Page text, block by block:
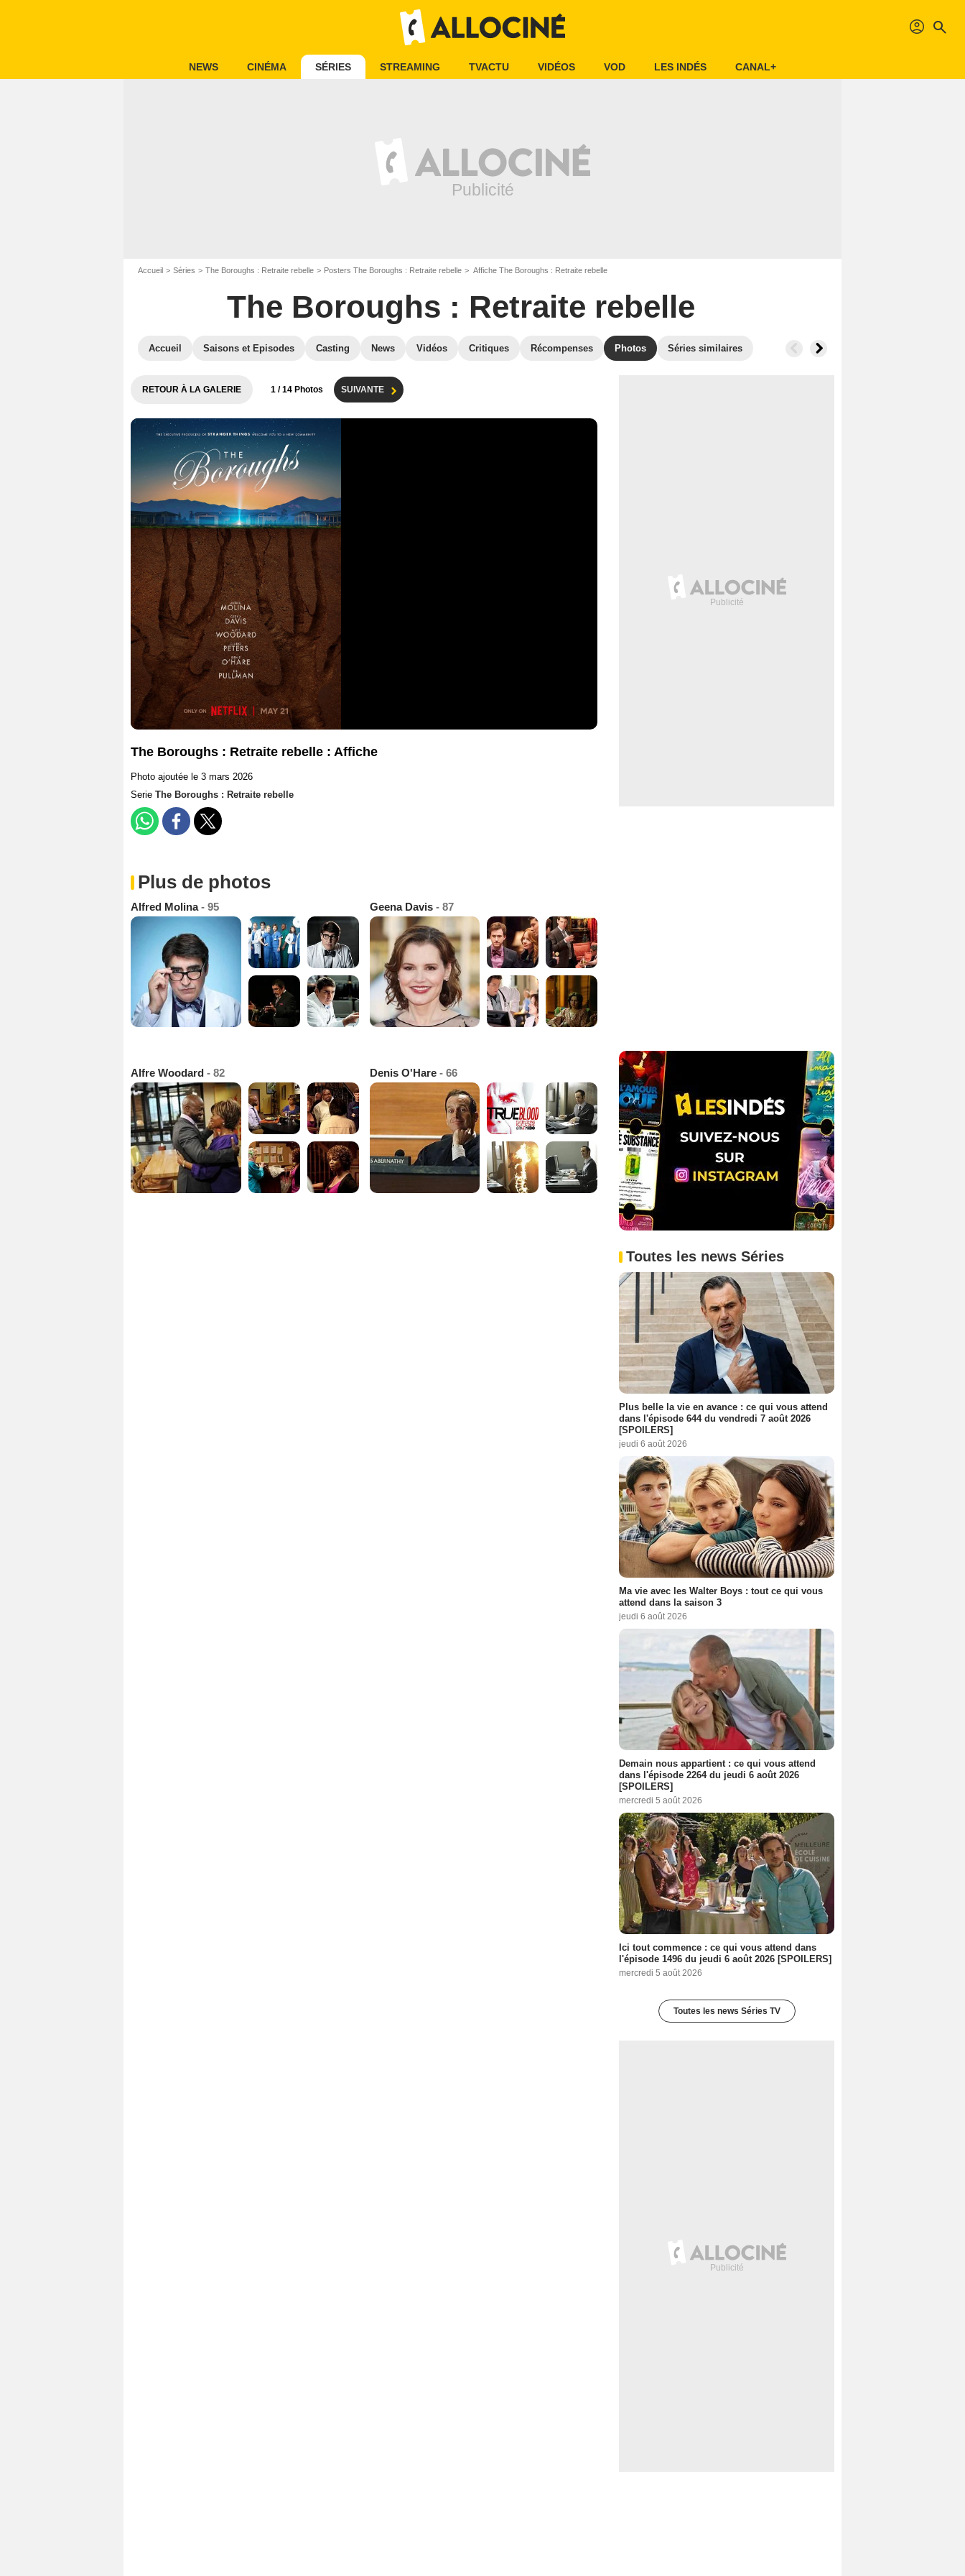
profil search
NEWS CINÉMA SÉRIES STREAMING TVACTU VIDÉOS VOD LES INDÉS CANAL+
Accueil Séries The Boroughs : Retraite rebelle Posters The Boroughs : Retraite rebelle Affiche The Boroughs : Retraite rebelle
The Boroughs : Retraite rebelle
Accueil Saisons et Episodes Casting News Vidéos Critiques Récompenses Photos Séries similaires
RETOUR À LA GALERIE 1 / 14 Photos SUIVANTE
The Boroughs : Retraite rebelle : Affiche
Photo ajoutée le 3 mars 2026
Serie The Boroughs : Retraite rebelle
Plus de photos
Alfred Molina- 95 Geena Davis - 87
Alfre Woodard - 82 Denis O'Hare - 66
Toutes les news Séries
Plus belle la vie en avance : ce qui vous attend
dans l'épisode 644 du vendredi 7 août 2026
[SPOILERS]
jeudi 6 août 2026
Ma vie avec les Walter Boys : tout ce qui vous
attend dans la saison 3
jeudi 6 août 2026
Demain nous appartient : ce qui vous attend
dans l'épisode 2264 du jeudi 6 août 2026
[SPOILERS]
mercredi 5 août 2026
Ici tout commence : ce qui vous attend dans
l'épisode 1496 du jeudi 6 août 2026 [SPOILERS]
mercredi 5 août 2026
Toutes les news Séries TV